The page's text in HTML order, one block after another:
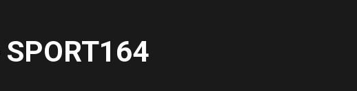
SPORT164